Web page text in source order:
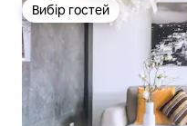
Вибір гостей
Вибір гостей